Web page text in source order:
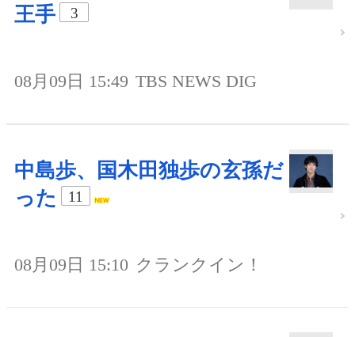
王手
3
08月09日 15:49 TBS NEWS DIG
中島歩、国木田独歩の玄孫だ
った
11
08月09日 15:10 クランクイン！